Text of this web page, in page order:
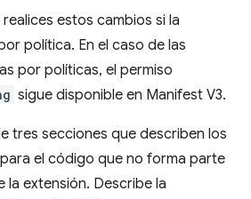
estos cambios si la
política. En el caso de las
por políticas, el permiso
sigue disponible en Manifest V3.
tres secciones que describen los
el código que no forma parte
la extensión. Describe la